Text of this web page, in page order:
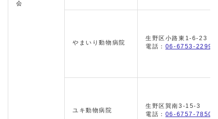
会
やまいり動物病院
生野区小路東1-6-23
電話： 06-6753-2299
ユキ動物病院
生野区巽南3-15-3
電話： 06-6757-7850